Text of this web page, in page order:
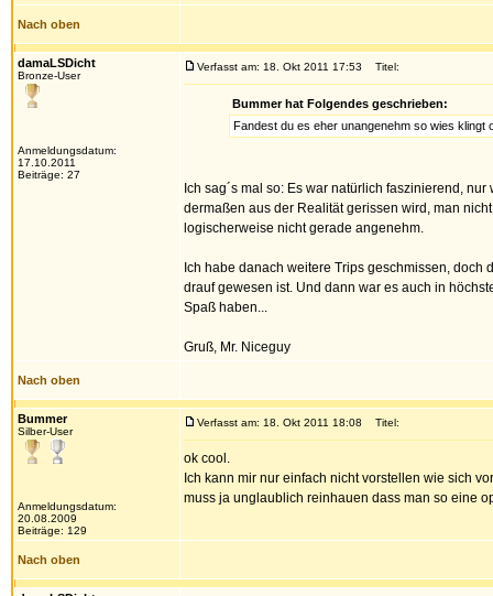
Nach oben
damaLSDicht
Bronze-User
Anmeldungsdatum:
17.10.2011
Beiträge: 27
Verfasst am: 18. Okt 2011 17:53 Titel:
Bummer hat Folgendes geschrieben:
Fandest du es eher unangenehm so wies klingt
Ich sag´s mal so: Es war natürlich faszinierend,
dermaßen aus der Realität gerissen wird, man
logischerweise nicht gerade angenehm.
Ich habe danach weitere Trips geschmissen,
drauf gewesen ist. Und dann war es auch in
Spaß haben...
Gruß, Mr. Niceguy
Nach oben
Bummer
Silber-User
Anmeldungsdatum:
20.08.2009
Beiträge: 129
Verfasst am: 18. Okt 2011 18:08 Titel:
ok cool.
Ich kann mir nur einfach nicht vorstellen wie sich
muss ja unglaublich reinhauen dass man so eine
Nach oben